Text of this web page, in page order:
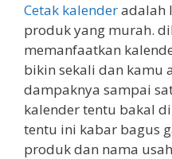
Cetak kalenderadalah
produk yang murah.
memanfaatkan
bikin sekali dan kamu
dampaknya sampai
kalender tentu bakal
tentu ini kabar bagus
produk dan nama